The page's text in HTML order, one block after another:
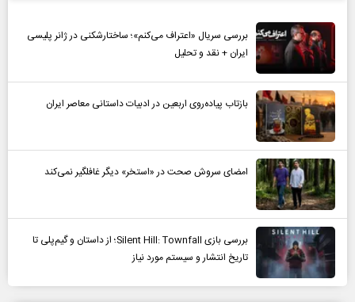
بررسی سریال «اعتراف می‌کنم»؛ ساختارشکنی در ژانر پلیسی
ایران + نقد و تحلیل
بازتاب پیاده‌روی اربعین در ادبیات داستانی معاصر ایران
امضای سروش صحت در «استخر» دیگر غافلگیر نمی‌کند
بررسی بازی Silent Hill: Townfall؛ از داستان و گیم‌پلی تا
تاریخ انتشار و سیستم مورد نیاز